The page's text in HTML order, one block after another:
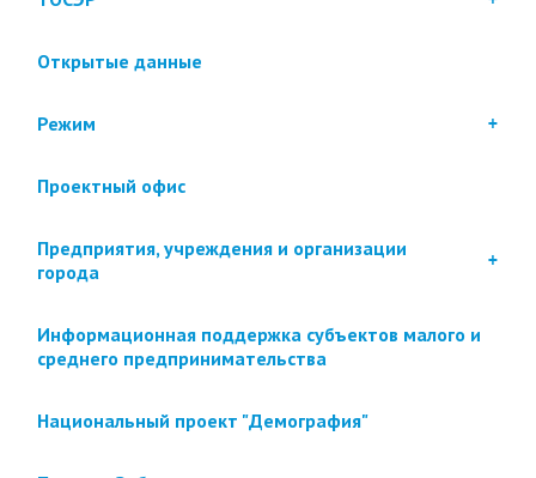
Открытые данные
Режим
Проектный офис
Предприятия, учреждения и организации
города
Информационная поддержка субъектов малого и
среднего предпринимательства
Национальный проект "Демография"